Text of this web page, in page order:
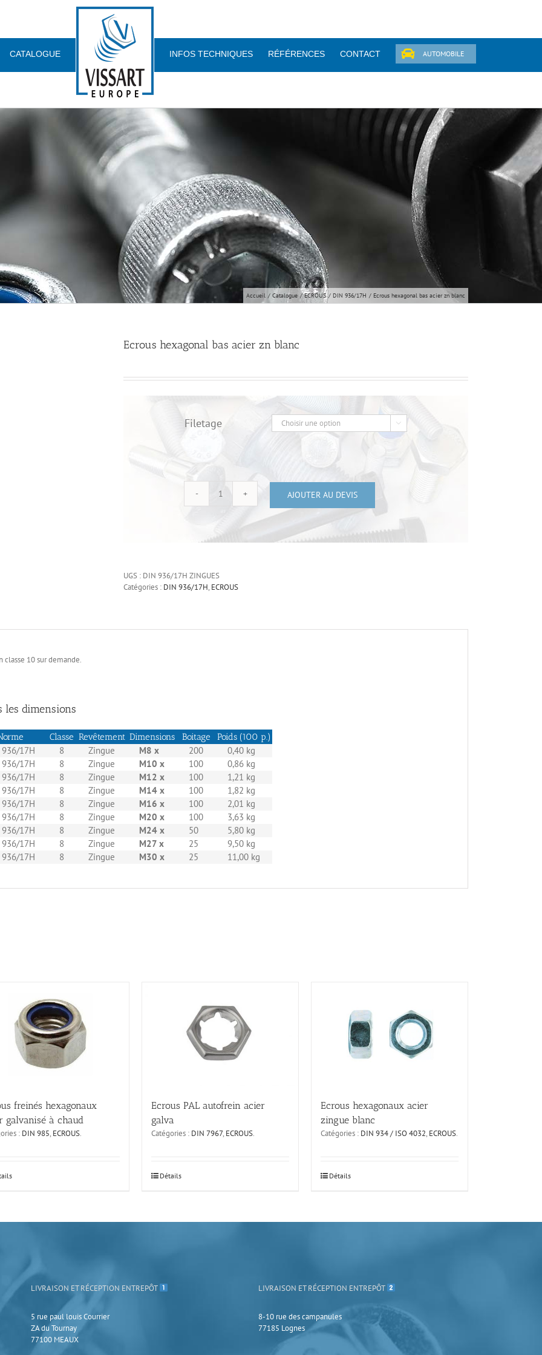
CATALOGUE INFOS TECHNIQUES RÉFÉRENCES CONTACT AUTOMOBILE
Accueil Catalogue ECROUS DIN 936/17H Ecrous hexagonal bas acier zn blanc
Ecrous hexagonal bas acier zn blanc
Filetage 
quantité
Ecrous
acier
AJOUTER AU DEVIS
UGS : DIN 936/17H ZINGUES
Catégories : DIN 936/17H, ECROUS
classe 10 sur demande.
les dimensions
Classe Revêtement Dimensions Boitage Poids (100 p.)
936/17H 8 Zingue M8 x 200
0,40 kg
936/17H
8 Zingue M10 x 100
0,86 kg
936/17H
8 Zingue M12 x 100
1,21 kg
936/17H
8 Zingue M14 x 100
1,82 kg
936/17H
8 Zingue M16 x 100
2,01 kg
936/17H
8 Zingue M20 x 100
3,63 kg
936/17H
8 Zingue M24 x 50
5,80 kg
936/17H
8 Zingue M27 x 25
9,50 kg
936/17H
8 Zingue M30 x 25 11,00 kg
freinés hexagonaux
galvanisé à chaud
: DIN 985, ECROUS.
Ecrous PAL autofrein acier
galva
Catégories : DIN 7967, ECROUS.
Ce
variations.
sur
Détails
Ecrous hexagonaux acier
zingue blanc
Catégories : DIN 934 / ISO 4032, ECROUS.
Ce
variations.
sur
page
du
produit
Détails
LIVRAISON ET RÉCEPTION ENTREPÔT
5 rue paul louis Courrier
ZA du Tournay
77100 MEAUX
LIVRAISON ET RÉCEPTION ENTREPÔT
8-10 rue des campanules
77185 Lognes